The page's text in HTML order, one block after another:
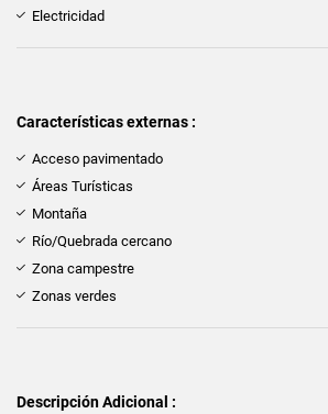
Electricidad
Características externas :
Acceso pavimentado
Áreas Turísticas
Montaña
Río/Quebrada cercano
Zona campestre
Zonas verdes
Descripción Adicional :